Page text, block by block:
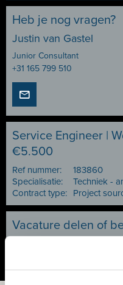
Heb je nog vragen?
Justin van Gastel
Junior Consultant
+31 165 799 510
Service Engineer |
€5.500
Ref nummer:
183860
Specialisatie:
Techniek -
Contract type:
Project
Vacature delen of